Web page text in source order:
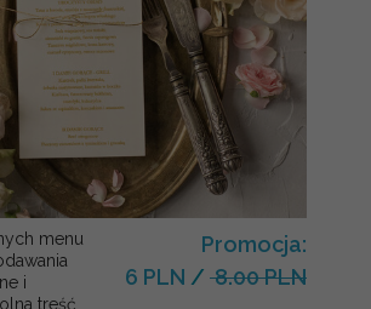
menu
i
treść
Promocja:
6 PLN / 8.00 PLN